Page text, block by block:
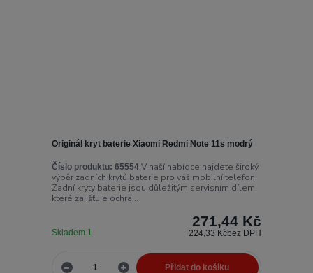
Originál kryt baterie Xiaomi Redmi Note 11s modrý
Číslo produktu: 65554V naší nabídce najdete široký
výběr zadních krytů baterie pro váš mobilní telefon.
Zadní kryty baterie jsou důležitým servisním dílem,
které zajišťuje ochra...
271,44 Kč
224,33 Kčbez DPH
Skladem 1
Přidat do košíku